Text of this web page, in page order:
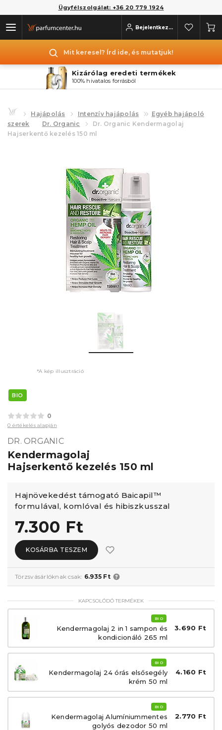
Ügyfélszolgálat: +36 20 779 1924
Bejelentkezés
Mit keresel? Írd ide, és mutatjuk!
Kizárólag eredeti termékek
100% hivatalos forrásból
Hajápolás Intenzív hajápolás
Egyéb hajápoló
szerek
Dr. Organic
Dr. Organic Kendermagolaj
Hajserkentő kezelés 150 ml
*A kép illusztráció
BIO
0
0 értékelés alapján
DR. ORGANIC
Kendermagolaj
Hajserkentő kezelés 150 ml
Hajnövekedést támogató Baicapil™
formulával, komlóval és hibiszkusszal
7.300 Ft
KOSÁRBA TESZEM
Törzsvásárlóknak csak: 6.935 Ft
KAPCSOLÓDÓ TERMÉKEK
BIO
Kendermagolaj 2 in 1 sampon és
kondicionáló 265 ml
3.690 Ft
BIO
Kendermagolaj 24 órás elsősegély
krém 50 ml
4.160 Ft
BIO
Kendermagolaj Alumíniummentes
golyós dezodor 50 ml
2.770 Ft